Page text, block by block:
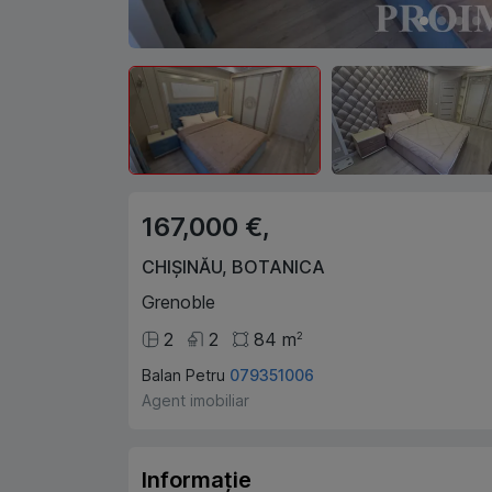
167,000 €,
CHIȘINĂU, BOTANICA
Grenoble
2
2 84 m2
Balan Petru 079351006
Agent imobiliar
Informație